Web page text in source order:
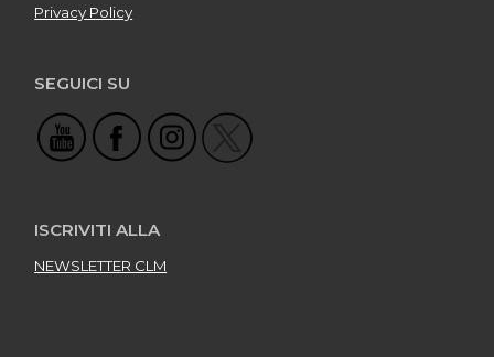
Privacy Policy
SEGUICI SU
ISCRIVITI ALLA
NEWSLETTER CLM